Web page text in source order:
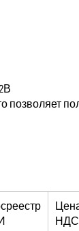
позволяет
НДС